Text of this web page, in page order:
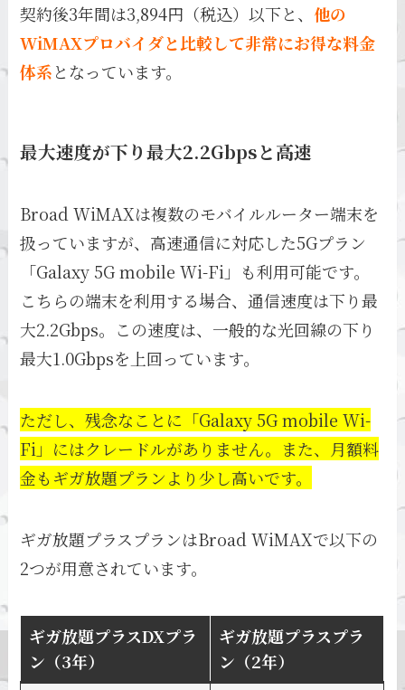
契約後3年間は3,894円（税込）以下と、 他の
WiMAXプロバイダと比較して非常にお得な料金
体系となっています。
最大速度が下り最大2.2Gbpsと高速
Broad WiMAXは複数のモバイルルーター端末を
扱っていますが、高速通信に対応した5Gプラン
「Galaxy 5G mobile Wi-Fi」も利用可能です。
こちらの端末を利用する場合、通信速度は下り最
大2.2Gbps。この速度は、一般的な光回線の下り
最大1.0Gbpsを上回っています。
ただし、残念なことに「Galaxy 5G mobile Wi-
Fi」にはクレードルがありません。また、月額料
金もギガ放題プランより少し高いです。
ギガ放題プラスプランはBroad WiMAXで以下の
2つが用意されています。
ギガ放題プラスDXプラ
ン（3年）
ギガ放題プラスプラ
ン（2年）